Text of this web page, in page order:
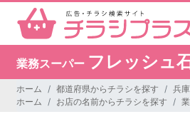
業務スーパー フレッシュ
ホーム 都道府県からチラシを探す 兵
ホーム
お店の名前からチラシを探す